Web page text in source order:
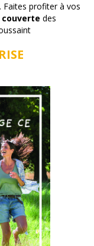
Faites profiter à vos
couverte des